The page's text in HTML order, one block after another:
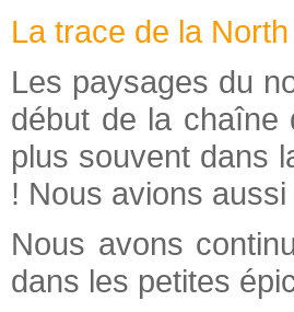
La trace de la
Les paysages du
début de la
plus souvent dans
! Nous avions
Nous avons
dans les petites